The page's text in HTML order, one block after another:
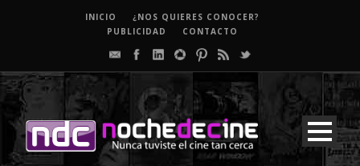
INICIO
¿NOS QUIERES CONOCER?
PUBLICIDAD
CONTACTO